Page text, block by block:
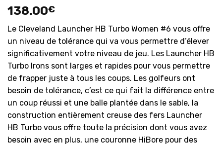
138.00€
Le Cleveland Launcher HB Turbo Women #6 vous offre
un niveau de tolérance qui va vous permettre d’élever
significativement votre niveau de jeu. Les Launcher HB
Turbo Irons sont larges et rapides pour vous permettre
de frapper juste à tous les coups. Les golfeurs ont
besoin de tolérance, c’est ce qui fait la différence entre
un coup réussi et une balle plantée dans le sable, la
construction entièrement creuse des fers Launcher
HB Turbo vous offre toute la précision dont vous avez
besoin avec en plus, une couronne HiBore pour des